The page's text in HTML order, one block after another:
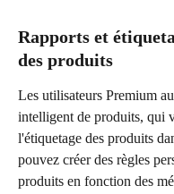
Rapports et
des produits
Les utilisateurs Premium
intelligent de produits, qui
l'étiquetage des produits
pouvez créer des règles
produits en fonction des